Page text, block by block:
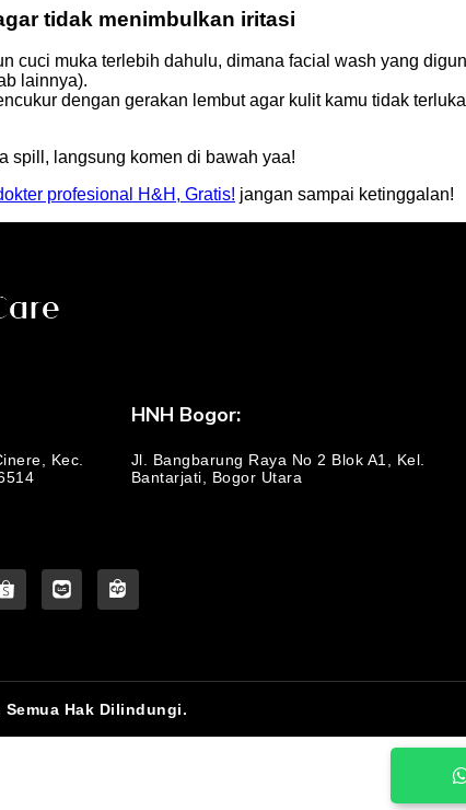
tidak menimbulkan iritasi
muka terlebih dahulu, dimana facial wash yang
lainnya).
dengan gerakan lembut agar kulit kamu tidak
spill, langsung komen di bawah yaa!
profesional H&H, Gratis! jangan sampai ketinggalan!
Kec.
HNH Bogor:
Jl. Bangbarung Raya No 2 Blok A1, Kel.
Bantarjati, Bogor Utara
Semua Hak Dilindungi.